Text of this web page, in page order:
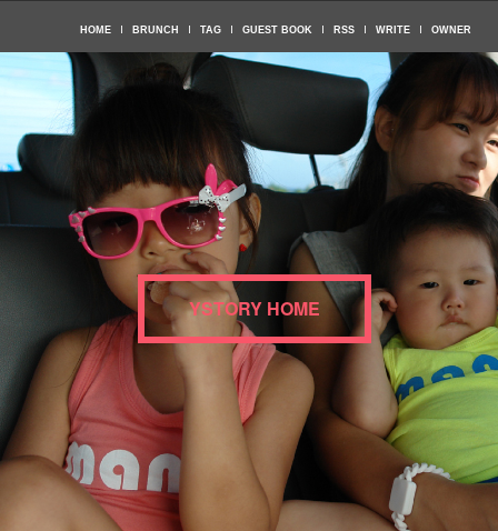
HOME BRUNCH TAG GUEST BOOK RSS WRITE OWNER
YSTORY HOME